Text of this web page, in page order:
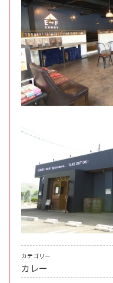
カテゴリー
カレー